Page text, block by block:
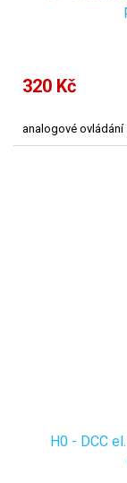
320 Kč
analogové ovládání
H0 - DCC